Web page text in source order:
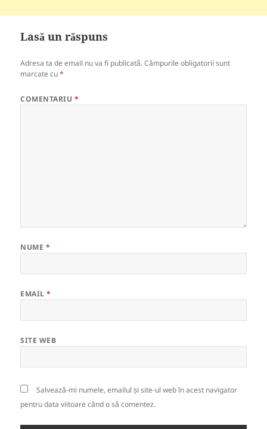
Lasă un răspuns
Adresa ta de email nu va fi publicată. Câmpurile obligatorii sunt
marcate cu*
COMENTARIU *
NUME *
EMAIL*
SITE WEB
Salvează-mi numele, emailul și site-ul web în acest navigator
pentru data viitoare când o să comentez.